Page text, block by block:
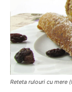
Reteta rulouri cu mere